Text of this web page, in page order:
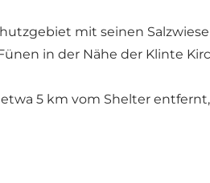
mit seinen
in der Nähe der Klinte
5 km vom Shelter